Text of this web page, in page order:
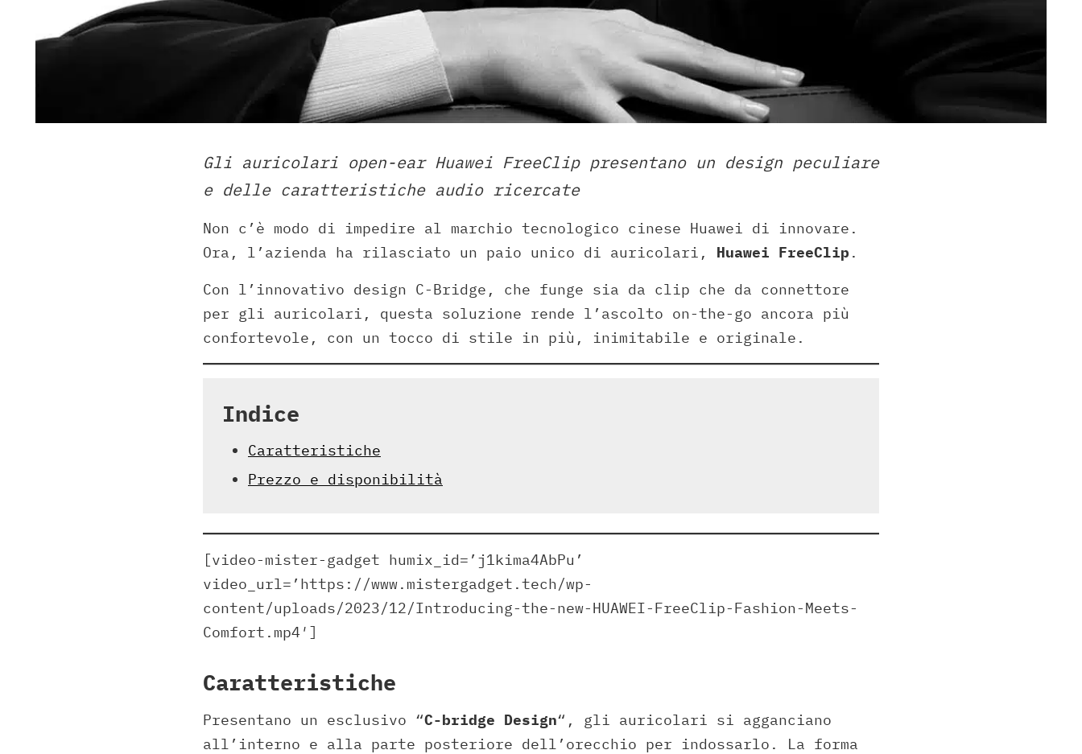
Gli auricolari open-ear Huawei FreeClip presentano un design peculiare
e delle caratteristiche audio ricercate
Non c’è modo di impedire al marchio tecnologico cinese Huawei di innovare.
Ora, l’azienda ha rilasciato un paio unico di auricolari, Huawei FreeClip .
Con l’innovativo design C-Bridge, che funge sia da clip che da connettore
per gli auricolari, questa soluzione rende l’ascolto on-the-go ancora più
confortevole, con un tocco di stile in più, inimitabile e originale.
Indice
Caratteristiche
Prezzo e disponibilità
[video-mister-gadget humix_id=’j1kima4AbPu’
video_url=’https://www.mistergadget.tech/wp-
content/uploads/2023/12/Introducing-the-new-HUAWEI-FreeClip-Fashion-Meets-
Comfort.mp4′]
Caratteristiche
Presentano un esclusivo “C-bridge Design“, gli auricolari si agganciano
all’interno e alla parte posteriore dell’orecchio per indossarlo. La forma